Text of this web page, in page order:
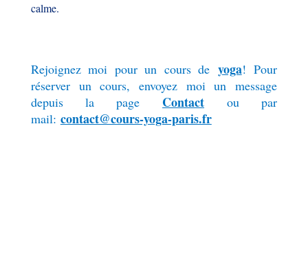
calme.
Rejoignez moi pour un cours de yoga! Pour
réserver un cours, envoyez moi un message
depuis la page
Contact ou par
mail: contact@cours-yoga-paris.fr